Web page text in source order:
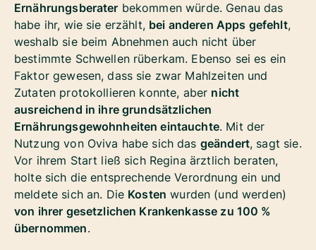
Ernährungsberater bekommen würde. Genau das
habe ihr, wie sie erzählt, bei anderen Apps gefehlt,
weshalb sie beim Abnehmen auch nicht über
bestimmte Schwellen rüberkam. Ebenso sei es ein
Faktor gewesen, dass sie zwar Mahlzeiten und
Zutaten protokollieren konnte, aber nicht
ausreichend in ihre grundsätzlichen
Ernährungsgewohnheiten eintauchte. Mit der
Nutzung von Oviva habe sich das geändert, sagt sie.
Vor ihrem Start ließ sich Regina ärztlich beraten,
holte sich die entsprechende Verordnung ein und
meldete sich an. Die Kosten wurden (und werden)
von ihrer gesetzlichen Krankenkasse zu 100 %
übernommen.